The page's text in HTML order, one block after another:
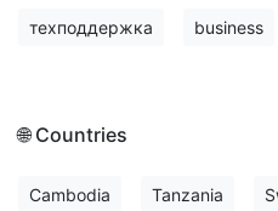
техподдержка business
🌐 Countries
Cambodia Tanzania